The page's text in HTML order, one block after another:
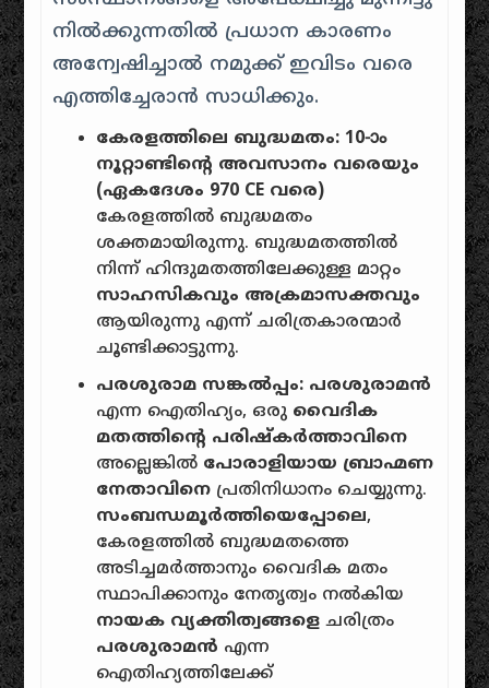
നിൽക്കുന്നതിൽ പ്രധാന കാരണം
അന്വേഷിച്ചാൽ നമുക്ക് ഇവിടം വരെ
എത്തിച്ചേരാൻ സാധിക്കും.
കേരളത്തിലെ ബുദ്ധമതം: 10-ാം
നൂറ്റാണ്ടിൻ്റെ അവസാനം വരെയും
(ഏകദേശം 970 CE വരെ)
കേരളത്തിൽ ബുദ്ധമതം
ശക്തമായിരുന്നു. ബുദ്ധമതത്തിൽ
നിന്ന് ഹിന്ദുമതത്തിലേക്കുള്ള മാറ്റം
സാഹസികവും അക്രമാസക്തവും
ആയിരുന്നു എന്ന് ചരിത്രകാരന്മാർ
ചൂണ്ടിക്കാട്ടുന്നു.
പരശുരാമ സങ്കൽപ്പം: പരശുരാമൻ
എന്ന ഐതിഹ്യം, ഒരു വൈദിക
മതത്തിൻ്റെ പരിഷ്കർത്താവിനെ
അല്ലെങ്കിൽ പോരാളിയായ ബ്രാഹ്മണ
നേതാവിനെ പ്രതിനിധാനം ചെയ്യുന്നു.
സംബന്ധമൂർത്തിയെപ്പോലെ,
കേരളത്തിൽ ബുദ്ധമതത്തെ
അടിച്ചമർത്താനും വൈദിക മതം
സ്ഥാപിക്കാനും നേതൃത്വം നൽകിയ
നായക വ്യക്തിത്വങ്ങളെ ചരിത്രം
പരശുരാമൻ എന്ന
ഐതിഹ്യത്തിലേക്ക്